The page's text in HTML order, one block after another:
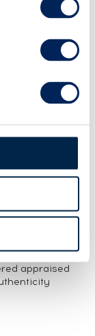
appraised